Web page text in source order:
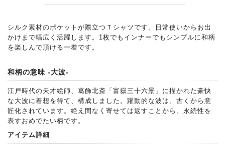
シルク素材のポケットが際立つＴシャツです。日常使いからお出
かけまで幅広く活躍します。1枚でもインナーでもシンプルに和柄
を楽しんで頂ける一着です。
和柄の意味 -大波-
江戸時代の天才絵師、葛飾北斎「富嶽三十六景」に描かれた豪快
な大波に着想を得て、構成しました。躍動的な波は、古くから意
匠化されています。絶え間なく寄せては返すことから、永続性を
表すおめでたい柄です。
アイテム詳細